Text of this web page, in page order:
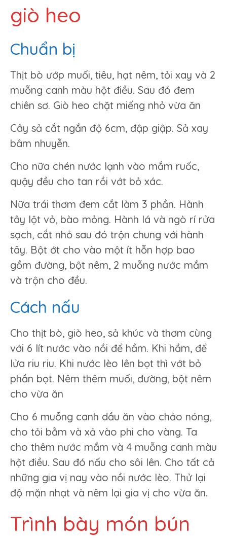
giò heo
Chuẩn bị
Thịt bò ướp muối, tiêu, hạt nêm, tỏi xay và 2
muỗng canh màu hột điều. Sau đó đem
chiên sơ. Giò heo chặt miếng nhỏ vừa ăn
Cây sả cắt ngắn độ 6cm, đập giập. Sả xay
bâm nhuyễn.
Cho nữa chén nước lạnh vào mắm ruốc,
quậy đều cho tan rồi vớt bỏ xác.
Nữa trái thơm đem cắt làm 3 phần. Hành
tây lột vỏ, bào mỏng. Hành lá và ngò rí rửa
sạch, cắt nhỏ sau đó trộn chung với hành
tây. Bột ớt cho vào một ít hỗn hợp bao
gồm đường, bột nêm, 2 muỗng nước mắm
và trộn cho đều.
Cách nấu
Cho thịt bò, giò heo, sả khúc và thơm cùng
với 6 lít nước vào nồi để hầm. Khi hầm, để
lửa riu riu. Khi nước lèo lên bọt thì vớt bỏ
phần bọt. Nêm thêm muối, đường, bột nêm
cho vừa ăn
Cho 6 muỗng canh dầu ăn vào chảo nóng,
cho tỏi bằm và xả vào phi cho vàng. Ta
cho thêm nước mắm và 4 muỗng canh màu
hột điều. Sau đó nấu cho sôi lên. Cho tất cả
những gia vị nay vào nồi nước lèo. Thử lại
độ mặn nhạt và nêm lại gia vị cho vừa ăn.
Trình bày món bún